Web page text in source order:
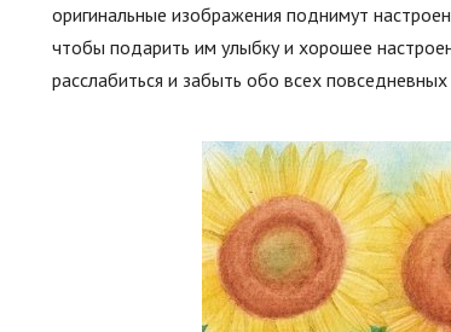
оригинальные изображения поднимут
чтобы подарить им улыбку и хорошее
расслабиться и забыть обо всех